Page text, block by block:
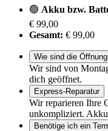
🟢 Akku bzw.
€ 99,00
Gesamt: € 99,00
Wie sind die
Wir sind von
dich geöffnet.
Express-Reparatur
Wir reparieren Ihre
unkompliziert.
Benötige ich ein